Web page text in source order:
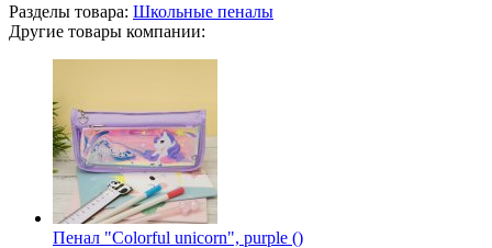
Разделы товара: Школьные пеналы
Другие товары компании:
Пенал "Colorful unicorn", purple ()